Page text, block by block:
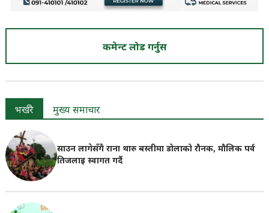
कमेन्ट लोड गर्नुस
भर्खरै मुख्य समाचार
साउन लागेसँगै राना थारु बस्तीमा डोलाको रौनक, मौलिक पर्व
तिजलाइ स्वागत गर्दै